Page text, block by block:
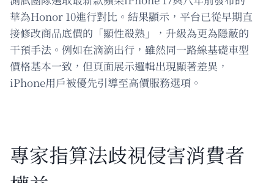
華為Honor 10進行對比。結果顯示，平台已從早期直
接修改商品底價的「顯性殺熟」，升級為更為隱蔽的
干預手法。例如在滴滴出行，雖然同一路線基礎車型
價格基本一致，但頁面展示邏輯出現顯著差異，
iPhone用戶被優先引導至高價服務選項。
專家指算法歧視侵害消費者